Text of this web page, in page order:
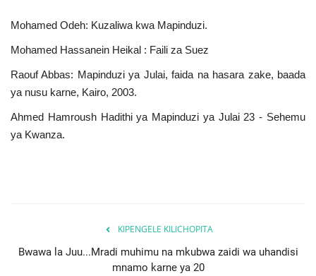
Mohamed Odeh: Kuzaliwa kwa Mapinduzi.
Mohamed Hassanein Heikal : Faili za Suez
Raouf Abbas: Mapinduzi ya Julai, faida na hasara zake, baada
ya nusu karne, Kairo, 2003.
Ahmed Hamroush Hadithi ya Mapinduzi ya Julai 23 - Sehemu
ya Kwanza.
KIPENGELE KILICHOPITA
Bwawa la Juu...Mradi muhimu na mkubwa zaidi wa uhandisi
mnamo karne ya 20